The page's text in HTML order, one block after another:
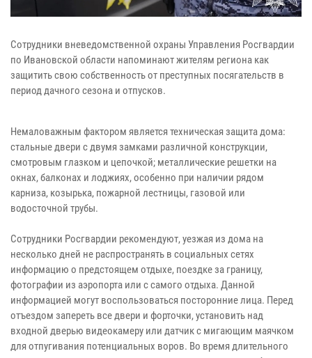
Сотрудники вневедомственной охраны Управления Росгвардии
по Ивановской области напоминают жителям региона как
защитить свою собственность от преступных посягательств в
период дачного сезона и отпусков.
Немаловажным фактором является техническая защита дома:
стальные двери с двумя замками различной конструкции,
смотровым глазком и цепочкой; металлические решетки на
окнах, балконах и лоджиях, особенно при наличии рядом
карниза, козырька, пожарной лестницы, газовой или
водосточной трубы.
Сотрудники Росгвардии рекомендуют, уезжая из дома на
несколько дней не распространять в социальных сетях
информацию о предстоящем отдыхе, поездке за границу,
фотографии из аэропорта или с самого отдыха. Данной
информацией могут воспользоваться посторонние лица. Перед
отъездом запереть все двери и форточки, установить над
входной дверью видеокамеру или датчик с мигающим маячком
для отпугивания потенциальных воров. Во время длительного